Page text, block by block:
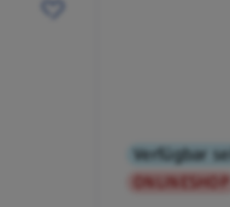
ONLINESHOP